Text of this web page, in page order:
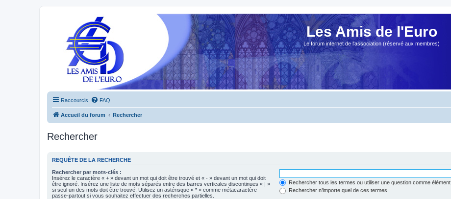
Les Amis de l'Euro
Le forum internet de l'association (réservé aux membres)
Raccourcis FAQ
Accueil du forum Rechercher
Rechercher
REQUÊTE DE LA RECHERCHE
Rechercher par mots-clés :
Insérez le caractère « + » devant un mot qui doit être trouvé et « - » devant un mot qui doit
être ignoré. Insérez une liste de mots séparés entre des barres verticales discontinues « | »
si seul un des mots doit être trouvé. Utilisez un astérisque « * » comme métacaractère
passe-partout si vous souhaitez effectuer des recherches partielles.
Rechercher tous les termes ou utiliser une question comme élément
Rechercher n’importe quel de ces termes